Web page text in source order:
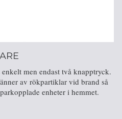
men endast två knapptryck.
av rökpartiklar vid brand så
enheter i hemmet.